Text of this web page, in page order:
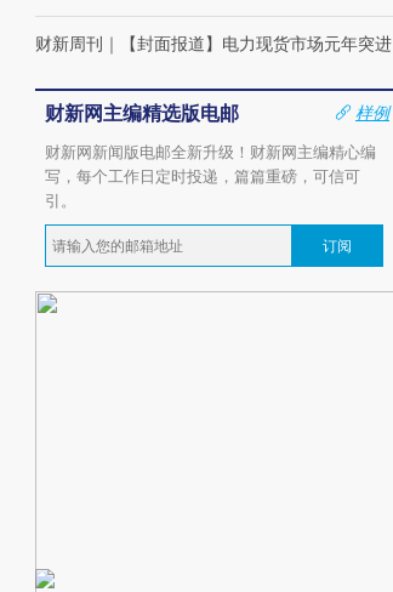
财新周刊 ｜ 【封面报道】电力现货市场元年突进
财新网主编精选版电邮
样例
财新网新闻版电邮全新升级！财新网主编精心编
写，每个工作日定时投递，篇篇重磅，可信可
引。
订阅